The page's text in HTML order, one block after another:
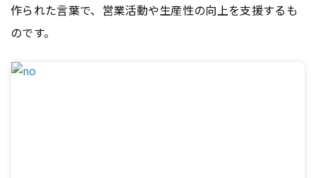
作られた言葉で、営業活動や生産性の向上を支援するも
のです。